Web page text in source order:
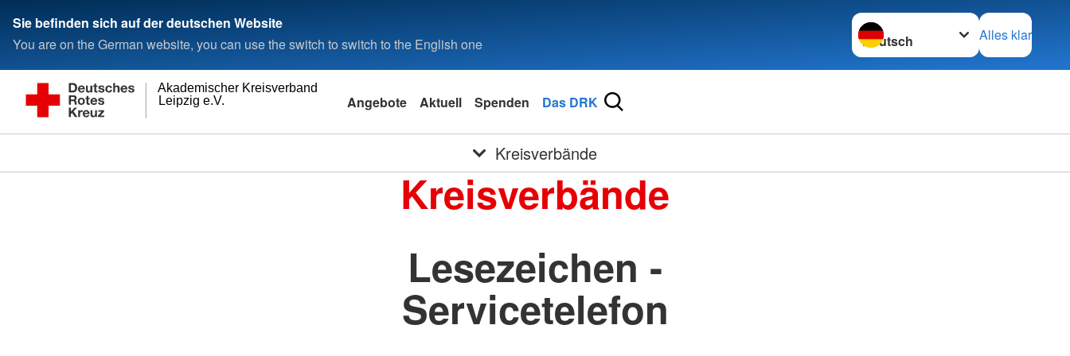
Sie befinden sich auf der deutschen Website
You are on the German website, you can use the switch to switch to the English one
Sprache wechseln zu
Alles klar
Leipzig e.V.
Akademischer Kreisverband
Angebote Aktuell Spenden Das DRK
Kreisverbände
Kreisverbände
Lesezeichen -
Servicetelefon